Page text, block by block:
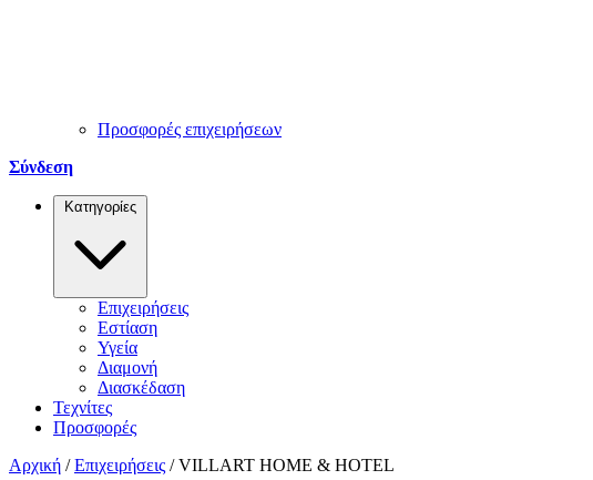
Προσφορές επιχειρήσεων
Σύνδεση
Κατηγορίες
Επιχειρήσεις
Εστίαση
Υγεία
Διαμονή
Διασκέδαση
Τεχνίτες
Προσφορές
Αρχική / Επιχειρήσεις / VILLART HOME & HOTEL